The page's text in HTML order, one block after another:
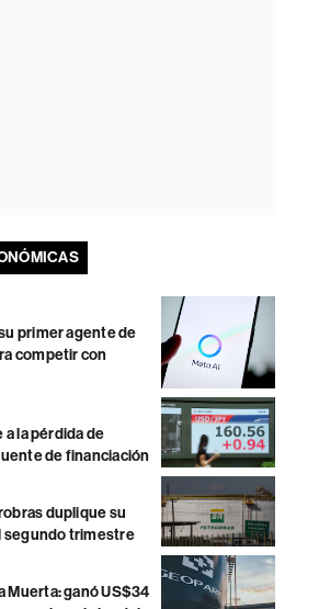
primer agente de
competir con
la pérdida de
de financiación
duplique su
segundo trimestre
Muerta: ganó US$34